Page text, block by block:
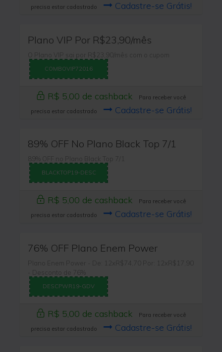
precisa estar cadastrado Cadastre-se Grátis!
Plano VIP Por R$23,90/mês
O Plano VIP sai por R$23,90/mês com o cupom
COMBOVIP72016
R$ 5,00 de cashback
Para receber você
precisa estar cadastrado
Cadastre-se Grátis!
89% OFF No Plano Black Top 7/1
89% OFF no Plano Black Top 7/1
BLACKTOP19-DESC
R$ 5,00 de cashback
Para receber você
precisa estar cadastrado
Cadastre-se Grátis!
76% OFF Plano Enem Power
Plano Enem Power - De: 12xR$74,70 Por: 12xR$17,90
- Desconto de 76%
DESCPWR19-GDV
R$ 5,00 de cashback
Para receber você
precisa estar cadastrado
Cadastre-se Grátis!